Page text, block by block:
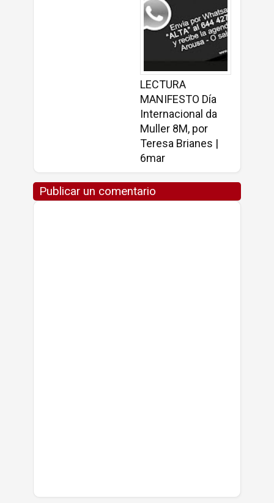
LECTURA
MANIFESTO Día
Internacional da
Muller 8M, por
Teresa Brianes |
6mar
Publicar un comentario